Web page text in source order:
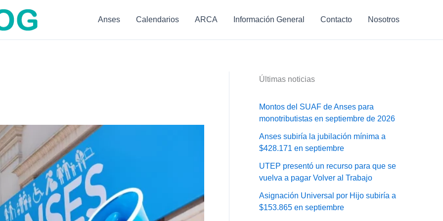
Anses Calendarios ARCA Información General Contacto Nosotros
Últimas noticias
Montos del SUAF de Anses para
monotributistas en septiembre de 2026
Anses subiría la jubilación mínima a
$428.171 en septiembre
UTEP presentó un recurso para que se
vuelva a pagar Volver al Trabajo
Asignación Universal por Hijo subiría a
$153.865 en septiembre